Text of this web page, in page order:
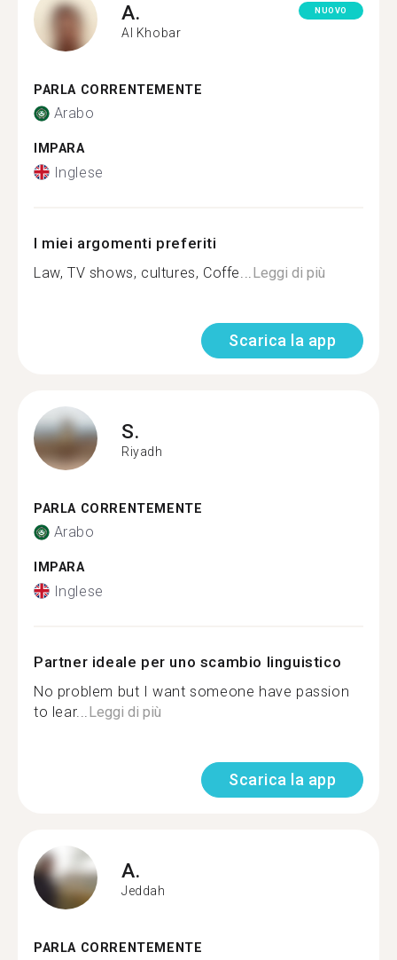
A.
Al Khobar
NUOVO
PARLA CORRENTEMENTE
Arabo
IMPARA
Inglese
I miei argomenti preferiti
Law, TV shows, cultures, Coffe... Leggi di più
Scarica la app
S.
Riyadh
PARLA CORRENTEMENTE
Arabo
IMPARA
Inglese
Partner ideale per uno scambio linguistico
No problem but I want someone have passion
to lear... Leggi di più
Scarica la app
A.
Jeddah
PARLA CORRENTEMENTE